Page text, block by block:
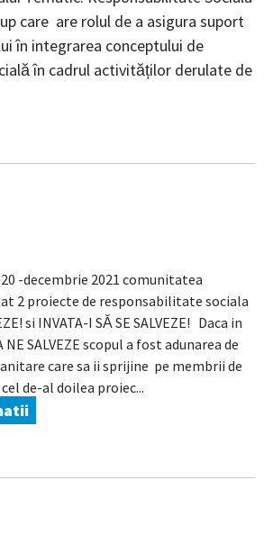
care are rolul de a asigura suport
în integrarea conceptului de
în cadrul activităților derulate de
-decembrie 2021 comunitatea
2 proiecte de responsabilitate sociala
si INVATA-I SĂ SE SALVEZE! Daca in
SALVEZE scopul a fost adunarea de
care sa ii sprijine pe membrii de
de-al doilea proiec...